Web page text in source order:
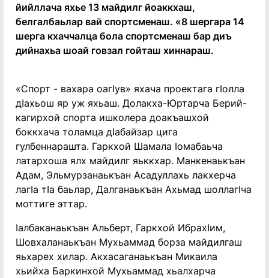
йийллача яхье 13 майдилг йоаккхаш,
белгалбаьлар вай спортсменаш. «8 шергара 14
шерга кхаччалца бола спортсменаш бар диъ
дийнахьа шоай говзал гойташ хиннараш.
«Спорт - вахара оагӏув» яхача проектага гӏолла
дӏахьош яр уж яхьаш. Долакха-Юртарча Берий-
кагирхой спорта ишколера доакъашхой
боккхача толамца дӏабайзар цига
гулбеннарашта. Гаркхой Шамала ӏомабаьча
латархоша ялх майдилг яьккхар. Манкенаькъан
Адам, Эльмурзанаькъан Асадуллахь лакхерча
лагӏа тӏа баьлар, Далганаькъан Ахьмад шоллагӏча
моттиге эттар.
Ӏалбаканаькъан Альберт, Гаркхой Ибрахӏим,
Шовхаланаькъан Мухьаммад борза майдилгаш
яьхарех хилар. Акхасаганаькъан Микаила
хьийха Баркинхой Мухьаммад хьалхарча